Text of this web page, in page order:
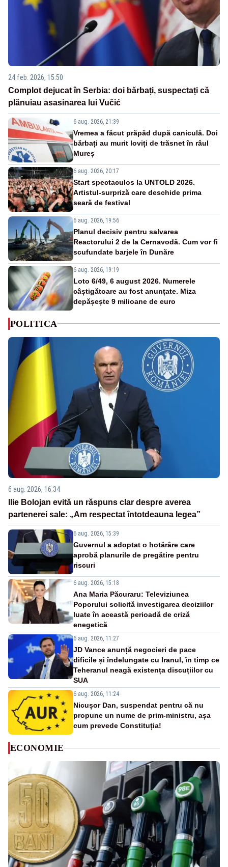
24 feb. 2026, 15:50
Complot dejucat în Serbia: doi bărbați, suspectați că
plănuiau asasinarea lui Vučić
6 aug. 2026, 21:39
Vremea a făcut prăpăd după caniculă. Doi
bărbați au murit loviți de trăsnet în râul
Mureș
6 aug. 2026, 20:17
Start spectaculos la UNTOLD 2026.
Artistul-surpriză care deschide prima
seară de festival
6 aug. 2026, 19:56
Planul decisiv pentru salvarea
Reactorului 2 de la Cernavodă. Cum vor fi
scufundate barjele în Dunăre
6 aug. 2026, 19:19
Loto 6/49, 6 august 2026. Numerele
câștigătoare au fost anunțate. Miza
depășește 9 milioane de euro
POLITICA
6 aug. 2026, 16:34
Ilie Bolojan evită un răspuns clar despre averea
partenerei sale: „Am respectat întotdeauna legea”
6 aug. 2026, 15:39
Guvernul a adoptat o hotărâre care
aprobă planurile de pregătire pentru
riscuri
6 aug. 2026, 15:18
Ana Maria Păcuraru: Televiziunea
Poporului solicită investigarea deciziilor
luate în această perioadă de criză
enegetică
6 aug. 2026, 11:27
JD Vance anunță negocieri de pace
dificile și îndelungate cu Iranul, în timp ce
Teheranul neagă existența discuțiilor cu
SUA
6 aug. 2026, 11:24
Nicușor Dan, suspendat pentru că nu
propune un nume de prim-ministru, așa
cum prevede Constituția!
ECONOMIE